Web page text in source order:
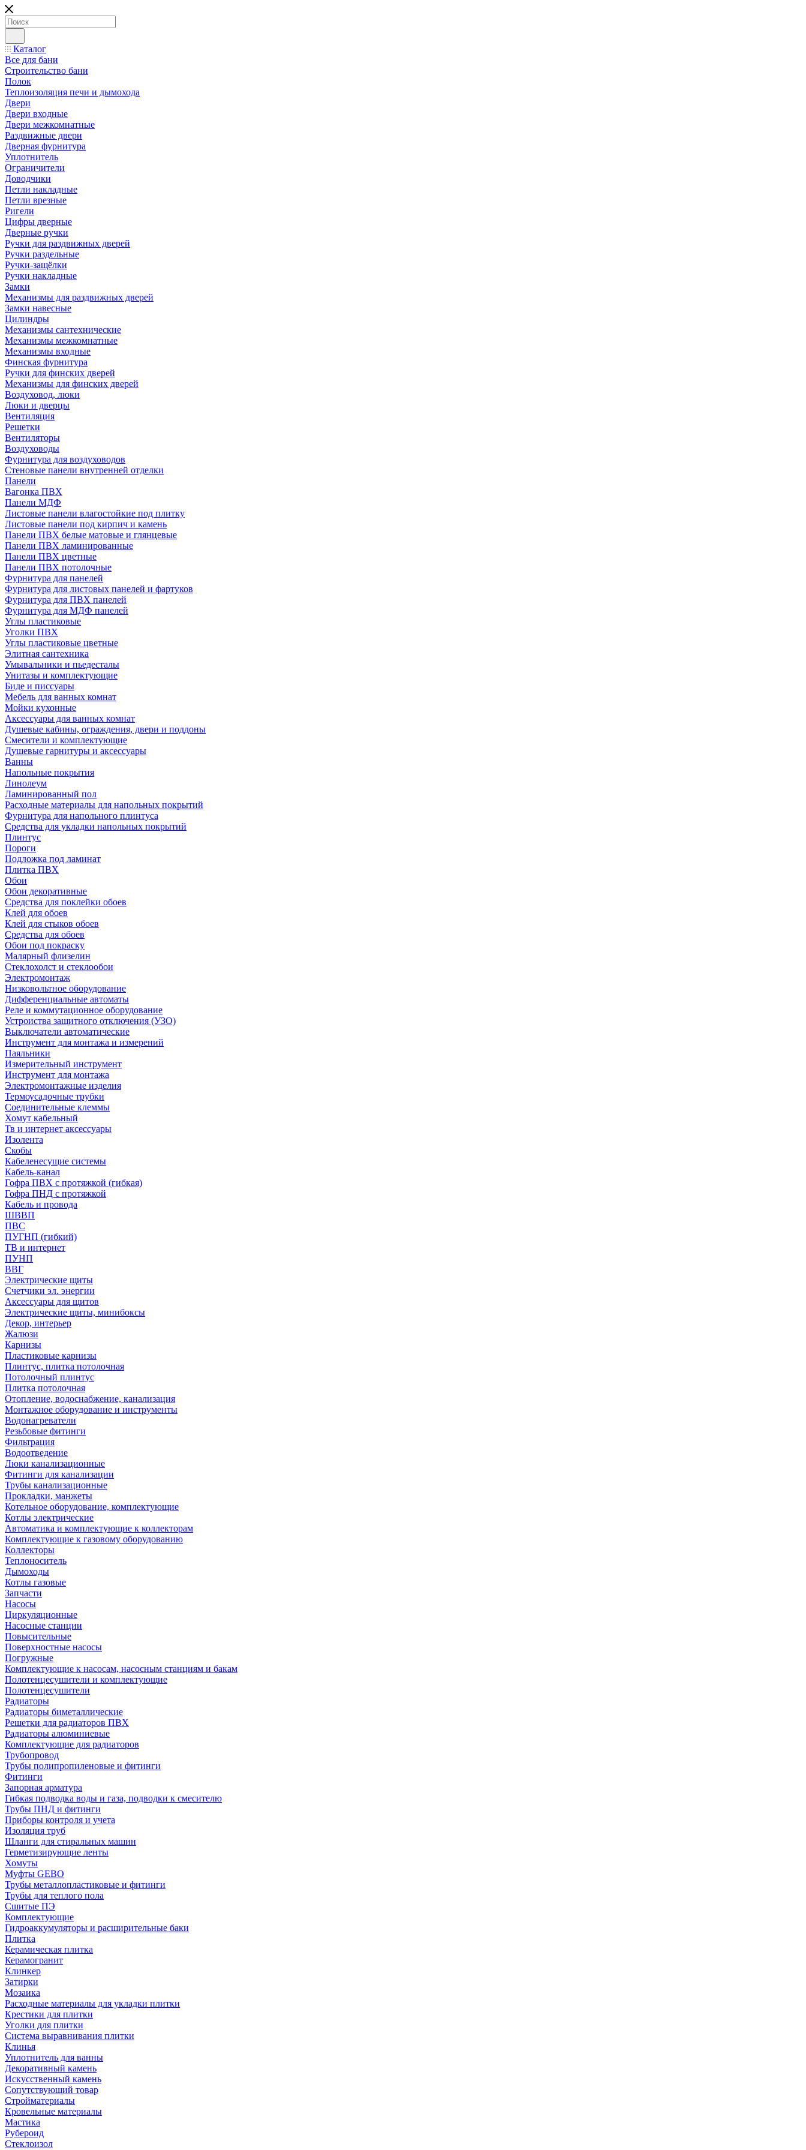
Каталог
Все для бани
Строительство бани
Полок
Теплоизоляция печи и дымохода
Двери
Двери входные
Двери межкомнатные
Раздвижные двери
Дверная фурнитура
Уплотнитель
Ограничители
Доводчики
Петли накладные
Петли врезные
Ригели
Цифры дверные
Дверные ручки
Ручки для раздвижных дверей
Ручки раздельные
Ручки-защёлки
Ручки накладные
Замки
Механизмы для раздвижных дверей
Замки навесные
Цилиндры
Механизмы сантехнические
Механизмы межкомнатные
Механизмы входные
Финская фурнитура
Ручки для финских дверей
Механизмы для финских дверей
Воздуховод, люки
Люки и дверцы
Вентиляция
Решетки
Вентиляторы
Воздуховоды
Фурнитура для воздуховодов
Стеновые панели внутренней отделки
Панели
Вагонка ПВХ
Панели МДФ
Листовые панели влагостойкие под плитку
Листовые панели под кирпич и камень
Панели ПВХ белые матовые и глянцевые
Панели ПВХ ламинированные
Панели ПВХ цветные
Панели ПВХ потолочные
Фурнитура для панелей
Фурнитура для листовых панелей и фартуков
Фурнитура для ПВХ панелей
Фурнитура для МДФ панелей
Углы пластиковые
Уголки ПВХ
Углы пластиковые цветные
Элитная сантехника
Умывальники и пьедесталы
Унитазы и комплектующие
Биде и писсуары
Мебель для ванных комнат
Мойки кухонные
Аксессуары для ванных комнат
Душевые кабины, ограждения, двери и поддоны
Смесители и комплектующие
Душевые гарнитуры и аксессуары
Ванны
Напольные покрытия
Линолеум
Ламинированный пол
Расходные материалы для напольных покрытий
Фурнитура для напольного плинтуса
Средства для укладки напольных покрытий
Плинтус
Пороги
Подложка под ламинат
Плитка ПВХ
Обои
Обои декоративные
Средства для поклейки обоев
Клей для обоев
Клей для стыков обоев
Средства для обоев
Обои под покраску
Малярный флизелин
Стеклохолст и стеклообои
Электромонтаж
Низковольтное оборудование
Дифференциальные автоматы
Реле и коммутационное оборудование
Устроиства защитного отключения (УЗО)
Выключатели автоматические
Инструмент для монтажа и измерений
Паяльники
Измерительный инструмент
Инструмент для монтажа
Электромонтажные изделия
Термоусадочные трубки
Соединительные клеммы
Хомут кабельный
Тв и интернет аксессуары
Изолента
Скобы
Кабеленесущие системы
Кабель-канал
Гофра ПВХ с протяжкой (гибкая)
Гофра ПНД с протяжкой
Кабель и провода
ШВВП
ПВС
ПУГНП (гибкий)
ТВ и интернет
ПУНП
ВВГ
Электрические щиты
Счетчики эл. энергии
Аксессуары для щитов
Электрические щиты, минибоксы
Декор, интерьер
Жалюзи
Карнизы
Пластиковые карнизы
Плинтус, плитка потолочная
Потолочный плинтус
Плитка потолочная
Отопление, водоснабжение, канализация
Монтажное оборудование и инструменты
Водонагреватели
Резьбовые фитинги
Фильтрация
Водоотведение
Люки канализационные
Фитинги для канализации
Трубы канализационные
Прокладки, манжеты
Котельное оборудование, комплектующие
Котлы электрические
Автоматика и комплектующие к коллекторам
Комплектующие к газовому оборудованию
Коллекторы
Теплоноситель
Дымоходы
Котлы газовые
Запчасти
Насосы
Циркуляционные
Насосные станции
Повысительные
Поверхностные насосы
Погружные
Комплектующие к насосам, насосным станциям и бакам
Полотенцесушители и комплектующие
Полотенцесушители
Радиаторы
Радиаторы биметаллические
Решетки для радиаторов ПВХ
Радиаторы алюминиевые
Комплектующие для радиаторов
Трубопровод
Трубы полипропиленовые и фитинги
Фитинги
Запорная арматура
Гибкая подводка воды и газа, подводки к смесителю
Трубы ПНД и фитинги
Приборы контроля и учета
Изоляция труб
Шланги для стиральных машин
Герметизирующие ленты
Хомуты
Муфты GEBO
Трубы металлопластиковые и фитинги
Трубы для теплого пола
Сшитые ПЭ
Комплектующие
Гидроаккумуляторы и расширительные баки
Плитка
Керамическая плитка
Керамогранит
Клинкер
Затирки
Мозаика
Расходные материалы для укладки плитки
Крестики для плитки
Уголки для плитки
Система выравнивания плитки
Клинья
Уплотнитель для ванны
Декоративный камень
Искусственный камень
Сопутствующий товар
Стройматериалы
Кровельные материалы
Мастика
Рубероид
Стеклоизол